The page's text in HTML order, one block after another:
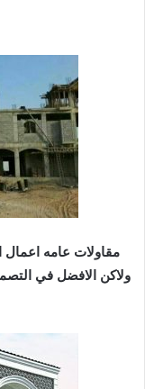
مقاولات عامه
ولاكن الافضل في